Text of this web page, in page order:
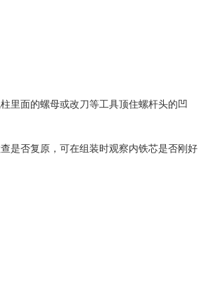
里面的螺母或改刀等工具顶住螺杆头的凹
是否复原，可在组装时观察内铁芯是否刚好